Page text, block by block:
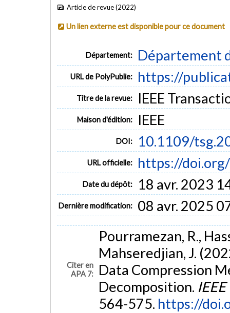
Article de revue (2022)
Un lien externe est disponible pour ce document
Département: Département
URL de PolyPublie: https://
Titre de la revue: IEEE
Maison d'édition: IEEE
DOI: 10.1109/
URL officielle: https://
Date du dépôt: 18 avr. 2023
Dernière modification: 08 avr. 2025
Citer en
APA 7:
Pourramezan, R.,
Mahseredjian, J.
Data Compression
Decomposition.
564-575. https://